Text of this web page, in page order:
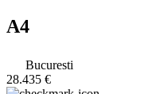
A4
Bucuresti
28.435 €